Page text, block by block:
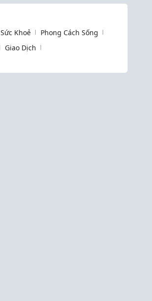
chuẩn quốc gia năm
Sức Khoẻ
Phong Cách Sống
Giao Dịch